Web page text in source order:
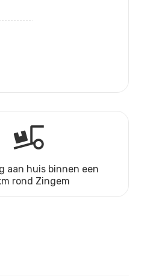
aan huis binnen een
rond Zingem